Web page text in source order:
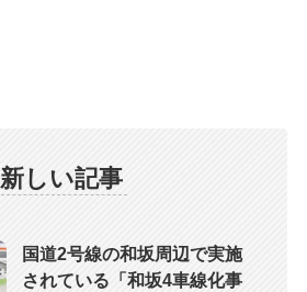
新しい記事
国道2号線の和坂周辺で実施
されている「和坂4車線化事